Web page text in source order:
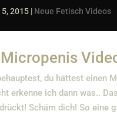
5, 2015 | Neue Fetisch Videos
Micropenis
du hättest einen
erkenne ich dann was..
Schäm dich! So eine